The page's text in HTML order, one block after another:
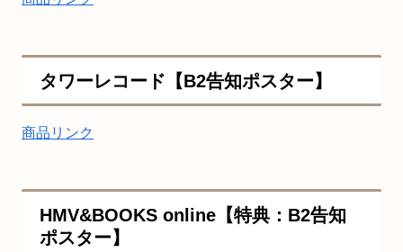
タワーレコード【B2告知ポスター】
商品リンク
HMV&BOOKS online【特典：B2告知
ポスター】